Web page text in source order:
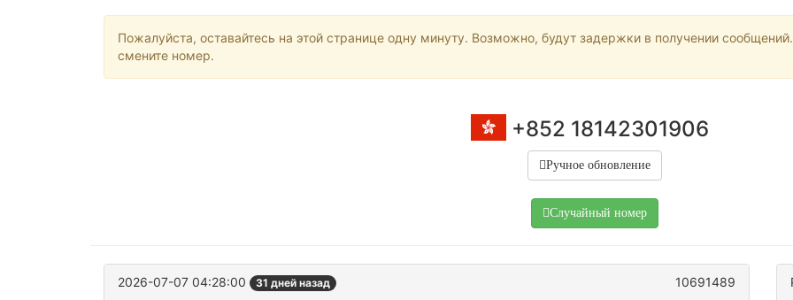
Пожалуйста, оставайтесь на этой странице одну минуту. Возможно, будут задержки в получении
смените номер.
+852 18142301906
Ручное обновление
Случайный номер
2026-07-07 04:28:00 31 дней назад 10691489